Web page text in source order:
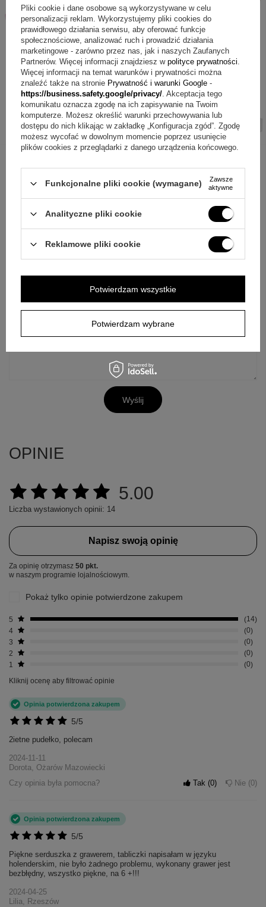
ZAPYTAJ O PRODUKT
swoje pytanie odnośnie tego produktu. Postaramy się odpowiedzieć tak
szybko jak tylko będzie to możliwe.Dane są przetwarzane zgodnie z
. Przesyłając je, akceptujesz jej postanowienia.
Wyślij
OPINIE
5.00
Liczba wystawionych opinii: 14
Napisz swoją opinię
Za opinię otrzymasz 50 pkt.
w naszym programie lojalnościowym.
Pokaż tylko opinie potwierdzone zakupem
5
14
4
0
3
0
2
0
1
0
Kliknij ocenę aby filtrować opinie
5/5
Opinia potwierdzona zakupem
2ietne pudełko, polecam
2024-11-11
Dorota, Ożarów Mazowiecki
Czy opinia była pomocna?
Tak 0 Nie 0
5/5
Opinia potwierdzona zakupem
Piękne serduszka z grawerem, tabliczki napisałam w języku
holenderskim, nie było żadnego problemu, wykonany grawer jest
bezbłędny, wszystko piękne, na 6 +!!!
2024-04-25
Lilia, Rzeszów
Pliki cookie i dane osobowe są wykorzystywane w celu
personalizacji reklam. Wykorzystujemy pliki cookies do
prawidłowego działania serwisu, aby oferować funkcje
społecznościowe, analizować ruch i prowadzić działania
marketingowe - zarówno przez nas, jak i naszych Zaufanych
Partnerów. Więcej informacji znajdziesz w polityce prywatności.
Więcej informacji na temat warunków i prywatności można
znaleźć także na stronie Prywatność i warunki Google -
https://business.safety.google/privacy/. Akceptacja tego
komunikatu oznacza zgodę na ich zapisywanie na Twoim
komputerze. Możesz określić warunki przechowywania lub
dostępu do nich klikając w zakładkę „Konfiguracja zgód”. Zgodę
możesz wycofać w dowolnym momencie poprzez usunięcie
plików cookies z przeglądarki z danego urządzenia końcowego.
Funkcjonalne pliki cookie (wymagane)
Zawsze
aktywne
Analityczne pliki cookie
Reklamowe pliki cookie
Potwierdzam wybrane
Potwierdzam wszystkie